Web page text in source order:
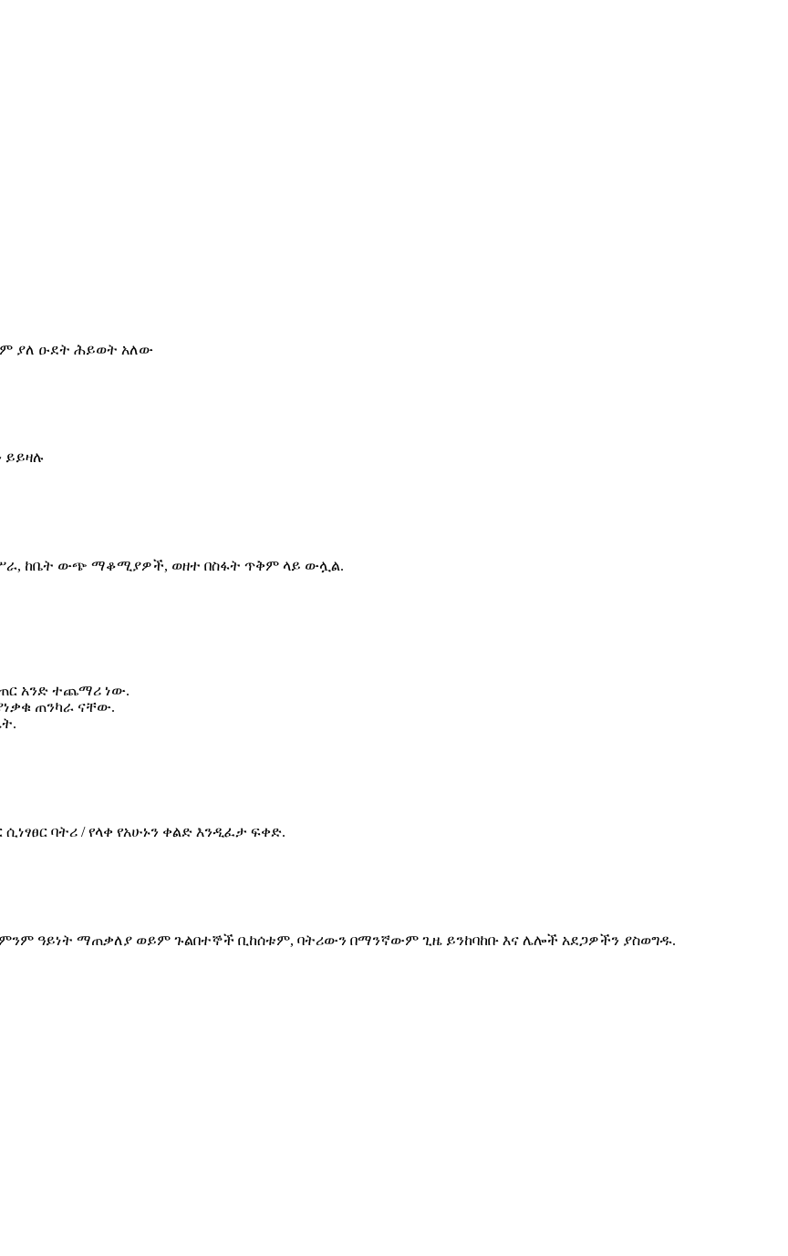
ያለ ዑደት ሕይወት አለው
ይይዛሉ
ከቤት ውጭ ማቆሚያዎች, ወዘተ በስፋት ጥቅም ላይ ውሏል.
አንድ ተጨማሪ ነው.
ጠንካራ ናቸው.
ባትሪ / የላቀ የአሁኑን ቀልድ እንዲፈታ ፍቀድ.
ዓይነት ማጠቃለያ ወይም ጉልበተኞች ቢከሰቱም, ባትሪውን በማንኛውም ጊዜ ይንከባከቡ እና ሌሎች አደጋዎችን ያስወግዱ.